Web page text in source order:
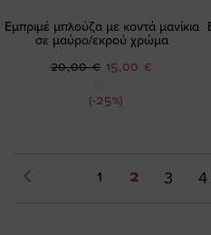
Εμπριμέ μπλούζα με κοντά μανίκια
σε μαύρο/εκρού χρώμα
(-25%)
Ειδική
15,00 €
20,00 €
Προηγούμενο
Σελίδα
1
You're
2 Σελίδα
3 4